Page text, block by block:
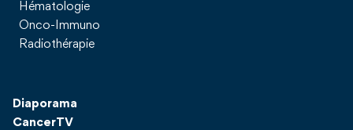
Hématologie
Onco-Immuno
Radiothérapie
Diaporama
CancerTV